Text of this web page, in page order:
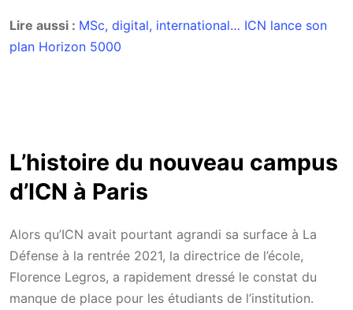
Lire aussi : MSc, digital, international… ICN lance son
plan Horizon 5000
L’histoire du nouveau campus
d’ICN à Paris
Alors qu’ICN avait pourtant agrandi sa surface à La
Défense à la rentrée 2021, la directrice de l’école,
Florence Legros, a rapidement dressé le constat du
manque de place pour les étudiants de l’institution.